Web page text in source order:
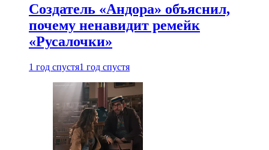
Создатель «Андора» объяснил,
почему ненавидит ремейк
«Русалочки»
1 год спустя1 год спустя